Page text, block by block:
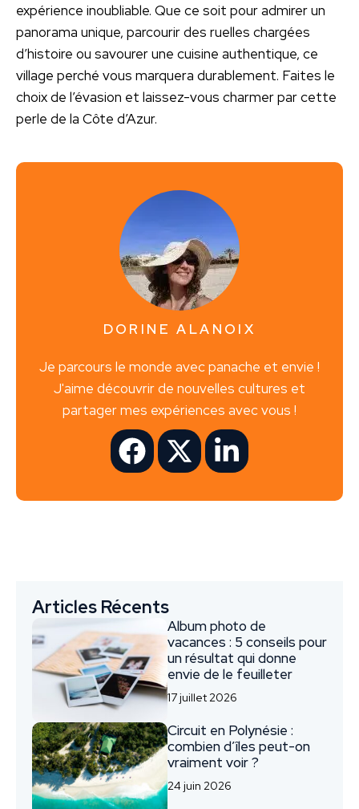
expérience inoubliable. Que ce soit pour admirer un
panorama unique, parcourir des ruelles chargées
d’histoire ou savourer une cuisine authentique, ce
village perché vous marquera durablement. Faites le
choix de l’évasion et laissez-vous charmer par cette
perle de la Côte d’Azur.
DORINE ALANOIX
Je parcours le monde avec panache et envie !
J'aime découvrir de nouvelles cultures et
partager mes expériences avec vous !
Articles Récents
Album photo de
vacances : 5 conseils pour
un résultat qui donne
envie de le feuilleter
17 juillet 2026
Circuit en Polynésie :
combien d’îles peut-on
vraiment voir ?
24 juin 2026